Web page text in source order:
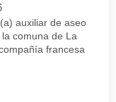
auxiliar de aseo
comuna de La
francesa